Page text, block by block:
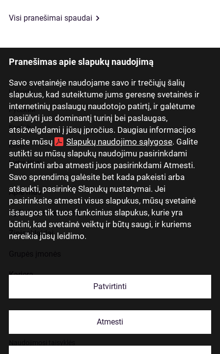
Pranešimas apie slapukų naudojimą
Savo svetainėje naudojame savo ir trečiųjų šalių
slapukus, kad suteiktume jums geresnę svetainės ir
internetinių paslaugų naudotojo patirtį, ir galėtume
pasiūlyti jus dominantį turinį bei paslaugas,
atsižvelgdami į jūsų įpročius. Daugiau informacijos
rasite mūsų
Slapukų naudojimo sąlygose. Galite
sutikti su mūsų slapukų naudojimu pasirinkdami
Patvirtinti arba atmesti juos pasirinkdami Atmesti.
Savo sprendimą galėsite bet kada pakeisti arba
atšaukti, pasirinkę Slapukų nustatymai. Jei
pasirinksite atmesti visus slapukus, mūsų svetainė
išsaugos tik tuos funkcinius slapukus, kurie yra
būtini, kad svetainė veiktų ir būtų saugi, ir kuriems
nereikia jūsų leidimo.
Patvirtinti
Atmesti
Visi pranešimai spaudai
Latviski
Русский
English
Eesti
Lietuviškai
Apie mus
Ryšiai su investuotojais
Žiniasklaidai
Karjera